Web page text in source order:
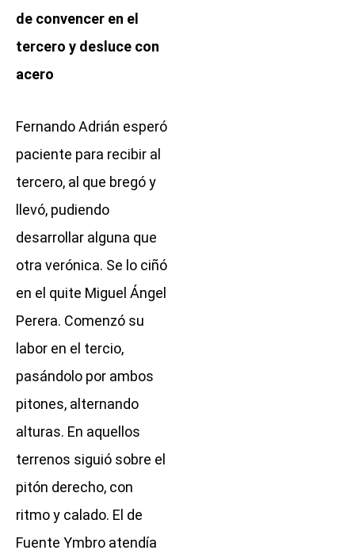
de convencer en el
tercero y desluce con
acero
Fernando Adrián esperó
paciente para recibir al
tercero, al que bregó y
llevó, pudiendo
desarrollar alguna que
otra verónica. Se lo ciñó
en el quite Miguel Ángel
Perera. Comenzó su
labor en el tercio,
pasándolo por ambos
pitones, alternando
alturas. En aquellos
terrenos siguió sobre el
pitón derecho, con
ritmo y calado. El de
Fuente Ymbro atendía